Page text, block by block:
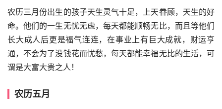
农历三月份出生的孩子天生灵气十足，上天眷顾，天生的好
命。他们的一生无忧无虑，每天都能顺畅无比，而且等他们
长大成人后更是福气连连，在事业上有巨大成就，财运亨
通，不会为了没钱花而忧愁，每天都能幸福无比的生活，可
谓是大富大贵之人！
农历五月